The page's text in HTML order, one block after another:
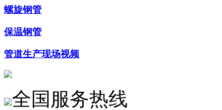
螺旋钢管
保温钢管
管道生产现场视频
全国服务热线